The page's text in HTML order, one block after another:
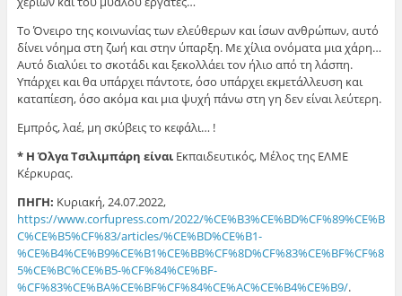
To Όνειρο της κοινωνίας των ελεύθερων και ίσων ανθρώπων, αυτό
δίνει νόημα στη ζωή και στην ύπαρξη. Με χίλια ονόματα μια χάρη…
Αυτό διαλύει το σκοτάδι και ξεκολλάει τον ήλιο από τη λάσπη.
Υπάρχει και θα υπάρχει πάντοτε, όσο υπάρχει εκμετάλλευση και
καταπίεση, όσο ακόμα και μια ψυχή πάνω στη γη δεν είναι λεύτερη.
Εμπρός, λαέ, μη σκύβεις το κεφάλι… !
* Η Όλγα Τσιλιμπάρη είναι Εκπαιδευτικός, Μέλος της ΕΛΜΕ
Κέρκυρας.
ΠΗΓΗ: Κυριακή, 24.07.2022,
https://www.corfupress.com/2022/%CE%B3%CE%BD%CF%89%CE%B
C%CE%B5%CF%83/articles/%CE%BD%CE%B1-
%CE%B4%CE%B9%CE%B1%CE%BB%CF%8D%CF%83%CE%BF%CF%8
5%CE%BC%CE%B5-%CF%84%CE%BF-
%CF%83%CE%BA%CE%BF%CF%84%CE%AC%CE%B4%CE%B9/.